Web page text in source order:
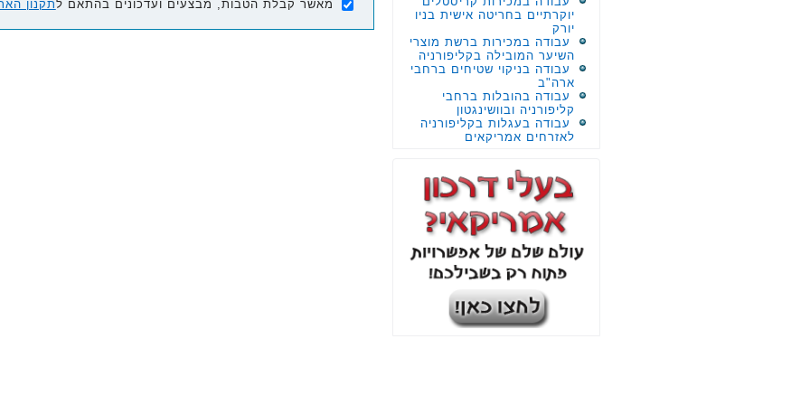
יוקרתיים בחריטה אישית בניו
יורק
עבודה במכירות ברשת מוצרי
השיער המובילה בקליפורניה
עבודה בניקוי שטיחים ברחבי
ארה"ב
עבודה בהובלות ברחבי
קליפורניה ובוושינגטון
עבודה בעגלות בקליפורניה
לאזרחים אמריקאים
מאשר קבלת הטבות, מבצעים ועדכונים בהתאם לתקנון